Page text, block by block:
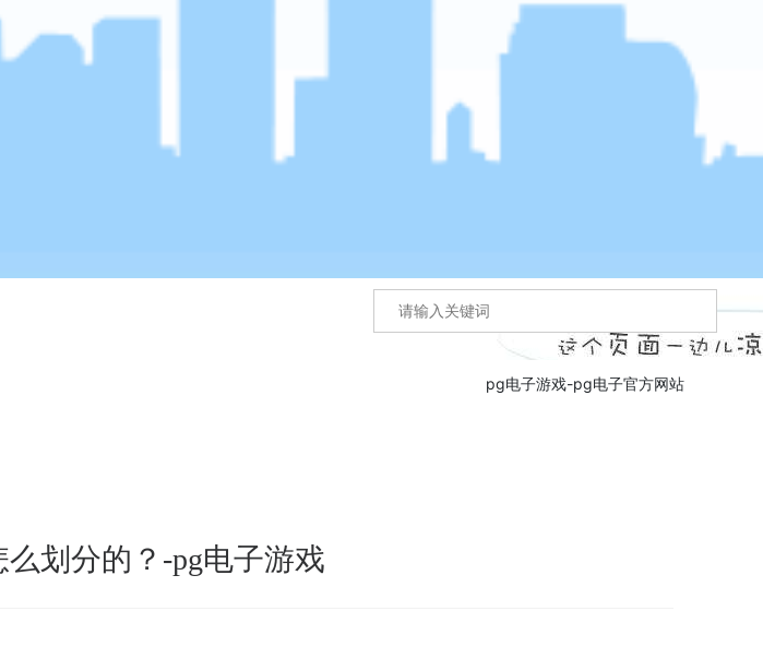
pg电子游戏-pg电子官方网站
么划分的？-pg电子游戏